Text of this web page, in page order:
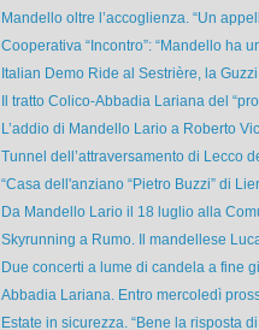
Mandello oltre l’accoglienza. “Un
Cooperativa “Incontro”: “Mandello ha
Italian Demo Ride al Sestrière, la Guzzi
Il tratto Colico-Abbadia Lariana del
L’addio di Mandello Lario a Roberto
Tunnel dell’attraversamento di Lecco
“Casa dell'anziano “Pietro Buzzi” di
Da Mandello Lario il 18 luglio alla
Skyrunning a Rumo. Il mandellese Luca
Due concerti a lume di candela a fine
Abbadia Lariana. Entro mercoledì
Estate in sicurezza. “Bene la risposta di